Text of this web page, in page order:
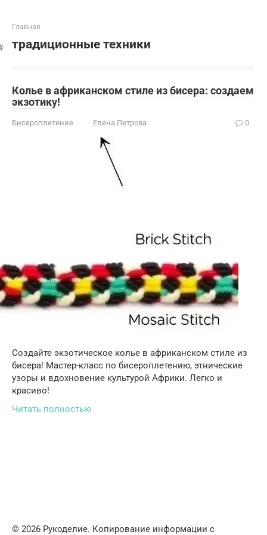
Главная
традиционные техники
Колье в африканском стиле из бисера: создаем
экзотику!
Бисероплетение Елена Петрова 0
Создайте экзотическое колье в африканском стиле из
бисера! Мастер-класс по бисероплетению, этнические
узоры и вдохновение культурой Африки. Легко и
красиво!
Читать полностью
© 2026 Рукоделие. Копирование информации с